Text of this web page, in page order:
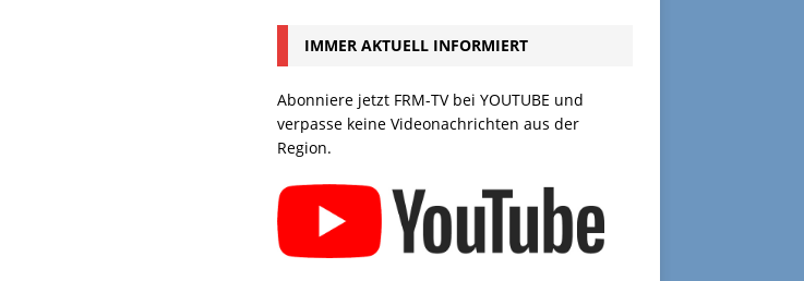
IMMER AKTUELL INFORMIERT
Abonniere jetzt FRM-TV bei YOUTUBE und
verpasse keine Videonachrichten aus der
Region.